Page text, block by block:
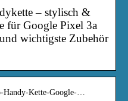
– stylisch &
für Google Pixel 3a
wichtigste Zubehör
Handy-Kette-Google-…